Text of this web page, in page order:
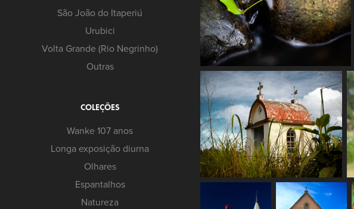
São João do Itaperiú
Urubici
Volta Grande (Rio Negrinho)
Outras
COLEÇÕES
Wanke 107 anos
Longa exposição diurna
Olhares
Espantalhos
Natureza